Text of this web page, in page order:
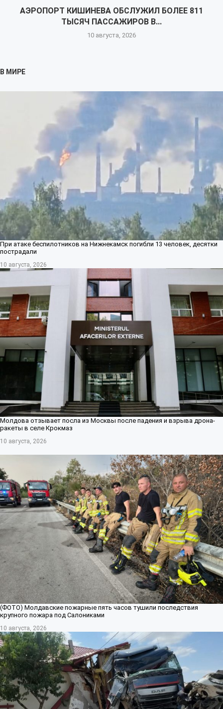
АЭРОПОРТ КИШИНЕВА ОБСЛУЖИЛ БОЛЕЕ 811
ТЫСЯЧ ПАССАЖИРОВ В...
10 августа, 2026
В МИРЕ
При атаке беспилотников на Нижнекамск погибли 13 человек, десятки
пострадали
10 августа, 2026
Молдова отзывает посла из Москвы после падения и взрыва дрона-
ракеты в селе Крокмаз
10 августа, 2026
(ФОТО) Молдавские пожарные пять часов тушили последствия
крупного пожара под Салониками
10 августа, 2026